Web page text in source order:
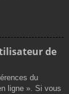
de
du
ligne ». Si vous